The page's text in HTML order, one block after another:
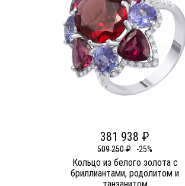
381 938 ₽
509 250 ₽ -25%
Кольцо из белого золота c
бриллиантами, родолитом и